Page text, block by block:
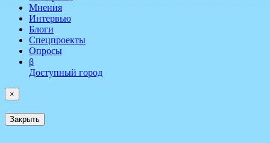
Мнения
Интервью
Блоги
Спецпроекты
Опросы
β
Доступный город
×
Закрыть